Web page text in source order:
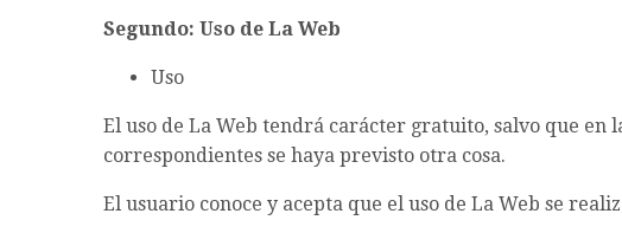
Segundo: Uso de La Web
Uso
El uso de La Web tendrá carácter gratuito, salvo que en
correspondientes se haya previsto otra cosa.
El usuario conoce y acepta que el uso de La Web se